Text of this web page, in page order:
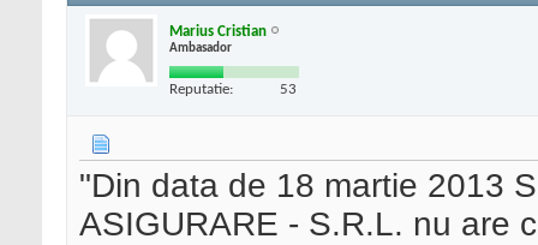
Marius Cristian
Ambasador
Reputatie: 53
"Din data de 18 martie 2013
ASIGURARE - S.R.L. nu are